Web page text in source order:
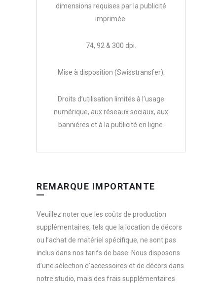
dimensions requises par la publicité
imprimée.
74, 92 & 300 dpi.
Mise à disposition (Swisstransfer).
Droits d’utilisation limités à l’usage
numérique, aux réseaux sociaux, aux
bannières et à la publicité en ligne.
REMARQUE IMPORTANTE
Veuillez noter que les coûts de production
supplémentaires, tels que la location de décors
ou l’achat de matériel spécifique, ne sont pas
inclus dans nos tarifs de base. Nous disposons
d’une sélection d’accessoires et de décors dans
notre studio, mais des frais supplémentaires